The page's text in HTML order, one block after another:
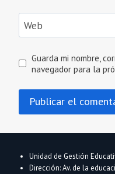
Web
Guarda mi nombre,
navegador para la
Unidad de Gestión
Dirección: Av. de la